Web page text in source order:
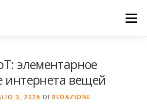
Menu
элементарное
интернета вещей
3, 2026 DI REDAZIONE